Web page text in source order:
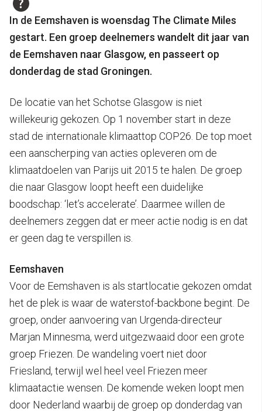
In de Eemshaven is woensdag The Climate Miles
gestart. Een groep deelnemers wandelt dit jaar van
de Eemshaven naar Glasgow, en passeert op
donderdag de stad Groningen.
De locatie van het Schotse Glasgow is niet
willekeurig gekozen. Op 1 november start in deze
stad de internationale klimaattop COP26. De top moet
een aanscherping van acties opleveren om de
klimaatdoelen van Parijs uit 2015 te halen. De groep
die naar Glasgow loopt heeft een duidelijke
boodschap: ‘let’s accelerate’. Daarmee willen de
deelnemers zeggen dat er meer actie nodig is en dat
er geen dag te verspillen is.
Eemshaven
Voor de Eemshaven is als startlocatie gekozen omdat
het de plek is waar de waterstof-backbone begint. De
groep, onder aanvoering van Urgenda-directeur
Marjan Minnesma, werd uitgezwaaid door een grote
groep Friezen. De wandeling voert niet door
Friesland, terwijl wel heel veel Friezen meer
klimaatactie wensen. De komende weken loopt men
door Nederland waarbij de groep op donderdag van